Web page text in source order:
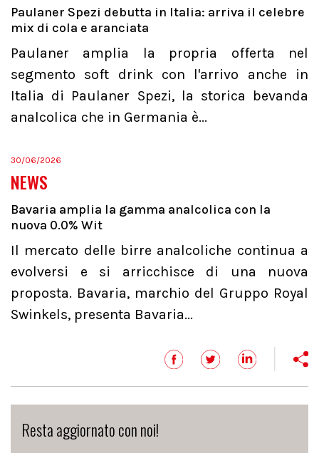
Paulaner Spezi debutta in Italia: arriva il celebre
mix di cola e aranciata
Paulaner amplia la propria offerta nel
segmento soft drink con l'arrivo anche in
Italia di Paulaner Spezi, la storica bevanda
analcolica che in Germania è...
30/06/2026
NEWS
Bavaria amplia la gamma analcolica con la
nuova 0.0% Wit
Il mercato delle birre analcoliche continua a
evolversi e si arricchisce di una nuova
proposta. Bavaria, marchio del Gruppo Royal
Swinkels, presenta Bavaria...
Resta aggiornato con noi!